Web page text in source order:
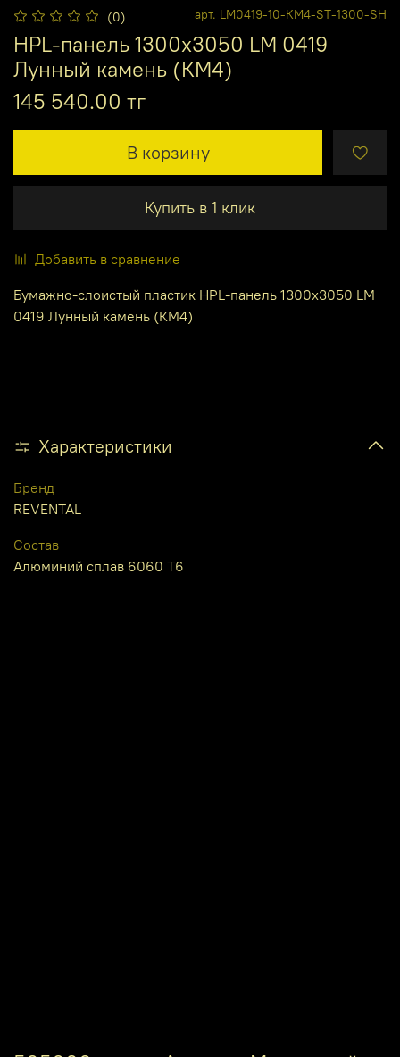
(0) арт. LM0419-10-КМ4-ST-1300-SH
HPL-панель 1300х3050 LM 0419
Лунный камень (КМ4)
145 540.00 тг
В корзину
Купить в 1 клик
Добавить в сравнение
Бумажно-слоистый пластик HPL-панель 1300х3050 LM
0419 Лунный камень (КМ4)
Характеристики
Бренд
REVENTAL
Состав
Алюминий сплав 6060 Т6